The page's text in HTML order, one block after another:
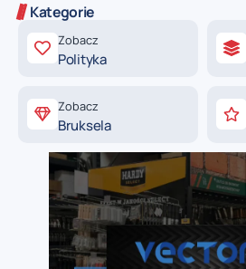
Kategorie
Zobacz
Polityka
Zobacz
Bruksela